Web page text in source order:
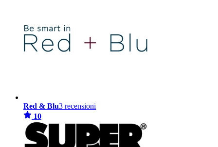
Red & Blu3 recensioni
10